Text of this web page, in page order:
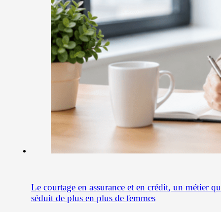
Le courtage en assurance et en crédit, un métier
séduit de plus en plus de femmes